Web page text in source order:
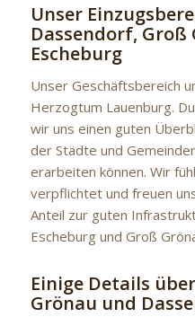
Unser
Dassendorf, Groß
Escheburg
Unser Geschäftsbereich
Herzogtum Lauenburg.
wir uns einen guten
der Städte und
erarbeiten können. Wir
verpflichtet und freuen
Anteil zur guten
Escheburg und Groß
Einige Details
Grönau und